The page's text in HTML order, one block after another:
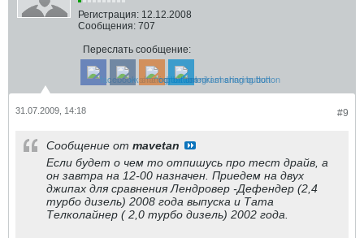
Регистрация: 12.12.2008
Сообщения: 707
Переслать сообщение:
#9
31.07.2009, 14:18
Сообщение от mavetan
Если будет о чем то отпишусь про тест драйв, а
он завтра на 12-00 назначен. Приедем на двух
джипах для сравнения Лендровер -Дефендер (2,4
турбо дизель) 2008 года выпуска и Тата
Телколайнер ( 2,0 турбо дизель) 2002 года.